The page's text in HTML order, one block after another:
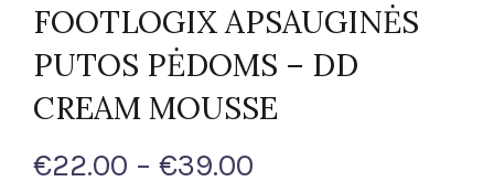
FOOTLOGIX APSAUGINĖS
PUTOS PĖDOMS – DD
CREAM MOUSSE
€22.00 – €39.00